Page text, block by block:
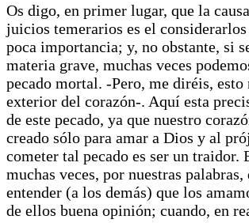
Os digo, en primer lugar, que la
juicios temerarios es el considerarlos
poca importancia; y, no obstante, si
materia grave, muchas veces
pecado mortal. -Pero, me diréis, esto
exterior del corazón-. Aquí esta
de este pecado, ya que nuestro
creado sólo para amar a Dios y al
cometer tal pecado es ser un traidor.
muchas veces, por nuestras palabras,
entender (a los demás) que los
de ellos buena opinión; cuando, en